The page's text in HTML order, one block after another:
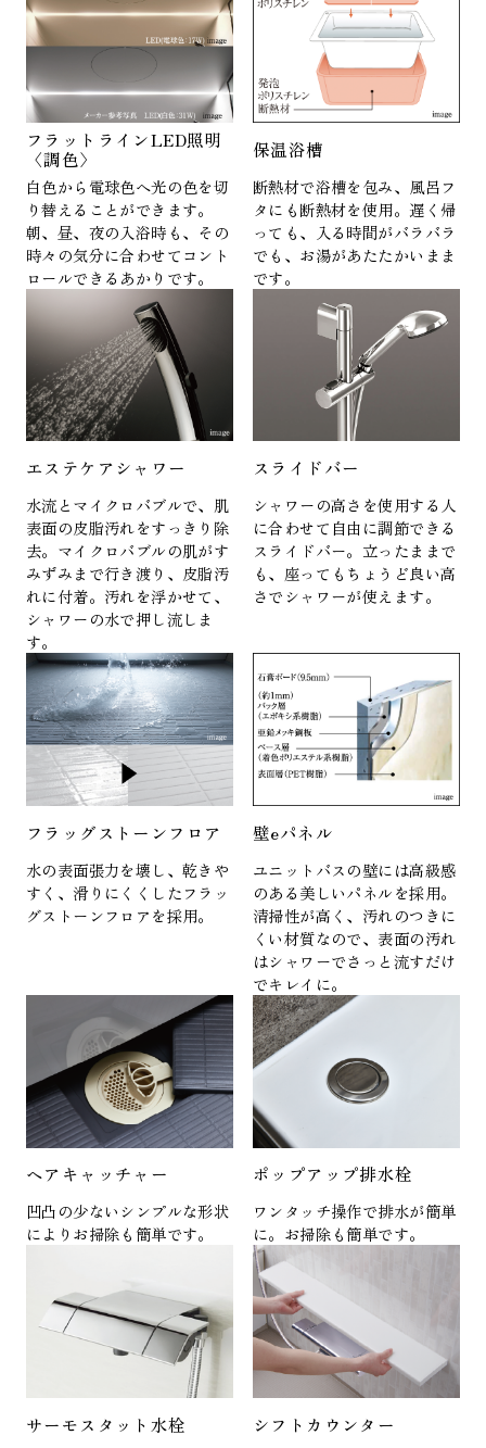
フラットラインLED照明
〈調色〉
白色から電球色へ光の色を切
り替えることができます。
朝、昼、夜の入浴時も、その
時々の気分に合わせてコント
ロールできるあかりです。
保温浴槽
断熱材で浴槽を包み、風呂フ
タにも断熱材を使用。遅く帰
っても、入る時間がバラバラ
でも、お湯があたたかいまま
です。
エステケアシャワー
水流とマイクロバブルで、肌
表面の皮脂汚れをすっきり除
去。マイクロバブルの肌がす
みずみまで行き渡り、皮脂汚
れに付着。汚れを浮かせて、
シャワーの水で押し流しま
す。
スライドバー
シャワーの高さを使用する人
に合わせて自由に調節できる
スライドバー。立ったままで
も、座ってもちょうど良い高
さでシャワーが使えます。
フラッグストーンフロア
水の表面張力を壊し、乾きや
すく、滑りにくくしたフラッ
グストーンフロアを採用。
壁eパネル
ユニットバスの壁には高級感
のある美しいパネルを採用。
清掃性が高く、汚れのつきに
くい材質なので、表面の汚れ
はシャワーでさっと流すだけ
でキレイに。
ヘアキャッチャー
凹凸の少ないシンプルな形状
によりお掃除も簡単です。
ポップアップ排水栓
ワンタッチ操作で排水が簡単
に。お掃除も簡単です。
サーモスタット水栓 シフトカウンター